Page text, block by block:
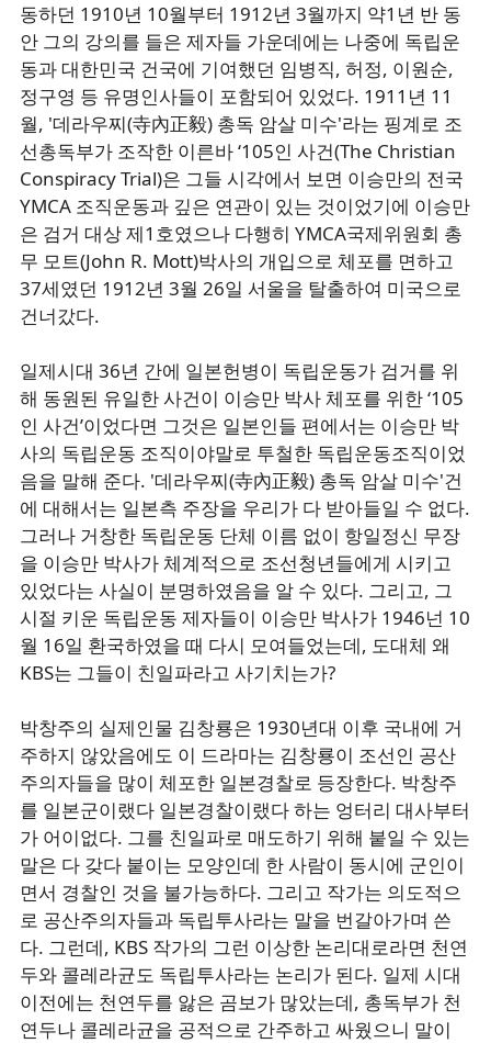
동하던 1910년 10월부터 1912년 3월까지 약1년 반 동
안 그의 강의를 들은 제자들 가운데에는 나중에 독립운
동과 대한민국 건국에 기여했던 임병직, 허정, 이원순,
정구영 등 유명인사들이 포함되어 있었다. 1911년 11
월, '데라우찌(寺內正毅) 총독 암살 미수'라는 핑계로 조
선총독부가 조작한 이른바 ‘105인 사건(The Christian
Conspiracy Trial)은 그들 시각에서 보면 이승만의 전국
YMCA 조직운동과 깊은 연관이 있는 것이었기에 이승만
은 검거 대상 제1호였으나 다행히 YMCA국제위원회 총
무 모트(John R. Mott)박사의 개입으로 체포를 면하고
37세였던 1912년 3월 26일 서울을 탈출하여 미국으로
건너갔다.
일제시대 36년 간에 일본헌병이 독립운동가 검거를 위
해 동원된 유일한 사건이 이승만 박사 체포를 위한 ‘105
인 사건’이었다면 그것은 일본인들 편에서는 이승만 박
사의 독립운동 조직이야말로 투철한 독립운동조직이었
음을 말해 준다. '데라우찌(寺內正毅) 총독 암살 미수'건
에 대해서는 일본측 주장을 우리가 다 받아들일 수 없다.
그러나 거창한 독립운동 단체 이름 없이 항일정신 무장
을 이승만 박사가 체계적으로 조선청년들에게 시키고
있었다는 사실이 분명하였음을 알 수 있다. 그리고, 그
시절 키운 독립운동 제자들이 이승만 박사가 1946넌 10
월 16일 환국하였을 때 다시 모여들었는데, 도대체 왜
KBS는 그들이 친일파라고 사기치는가?
박창주의 실제인물 김창룡은 1930년대 이후 국내에 거
주하지 않았음에도 이 드라마는 김창룡이 조선인 공산
주의자들을 많이 체포한 일본경찰로 등장한다. 박창주
를 일본군이랬다 일본경찰이랬다 하는 엉터리 대사부터
가 어이없다. 그를 친일파로 매도하기 위해 붙일 수 있는
말은 다 갖다 붙이는 모양인데 한 사람이 동시에 군인이
면서 경찰인 것을 불가능하다. 그리고 작가는 의도적으
로 공산주의자들과 독립투사라는 말을 번갈아가며 쓴
다. 그런데, KBS 작가의 그런 이상한 논리대로라면 천연
두와 콜레라균도 독립투사라는 논리가 된다. 일제 시대
이전에는 천연두를 앓은 곰보가 많았는데, 총독부가 천
연두나 콜레라균을 공적으로 간주하고 싸웠으니 말이